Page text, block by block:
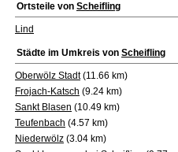
Ortsteile von Scheifling
Lind
Städte im Umkreis von Scheifling
Oberwölz Stadt(11.66 km)
Frojach-Katsch (9.24 km)
Sankt Blasen (10.49 km)
Teufenbach (4.57 km)
Niederwölz (3.04 km)